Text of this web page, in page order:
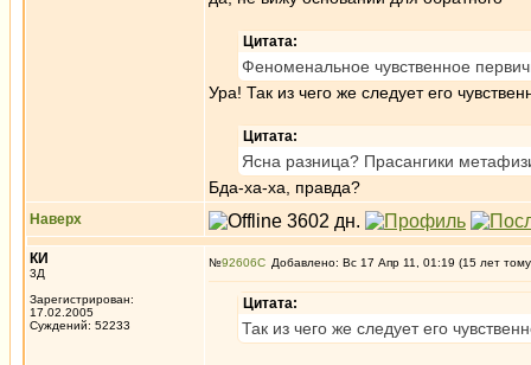
Цитата:
Феноменальное чувственное
Ура! Так из чего же следует его
Цитата:
Ясна разница? Прасангики
Бда-ха-ха, правда?
Наверх
КИ
3Д
Зарегистрирован:
17.02.2005
Суждений: 52233
№92606 Добавлено: Вс 17 Апр 11, 01:19 (15 лет
Цитата:
Так из чего же следует его